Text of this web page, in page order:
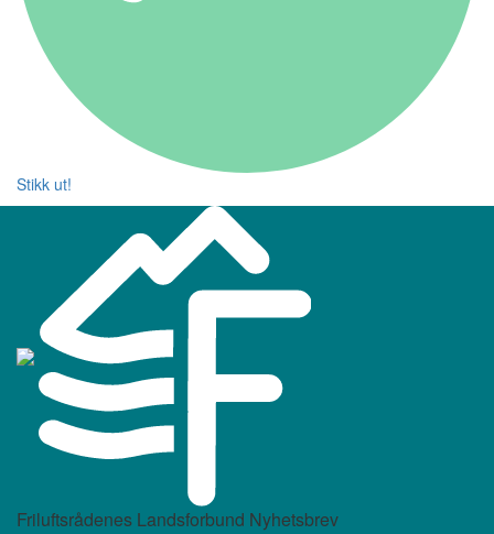
Stikk ut!
Friluftsrådenes Landsforbund Nyhetsbrev